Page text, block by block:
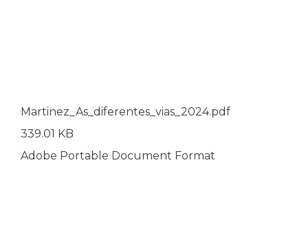
Martinez_As_diferentes_vias_2024.pdf
339.01 KB
Adobe Portable Document Format